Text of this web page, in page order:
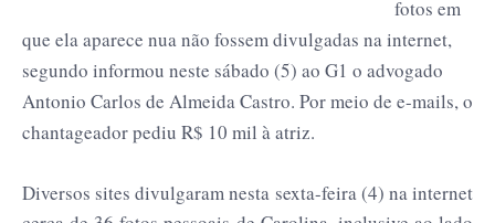
fotos em
que ela aparece nua não fossem divulgadas na internet,
segundo informou neste sábado (5) ao G1 o advogado
Antonio Carlos de Almeida Castro. Por meio de e-mails, o
chantageador pediu R$ 10 mil à atriz.
Diversos sites divulgaram nesta sexta-feira (4) na internet